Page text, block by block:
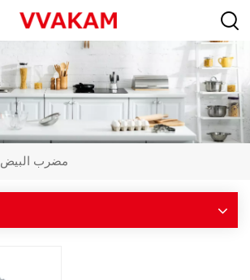
مضرب البيض